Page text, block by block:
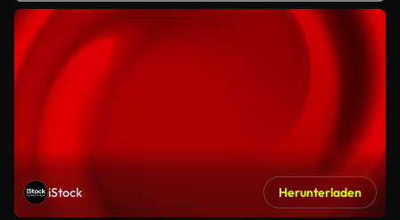
iStock Herunterladen